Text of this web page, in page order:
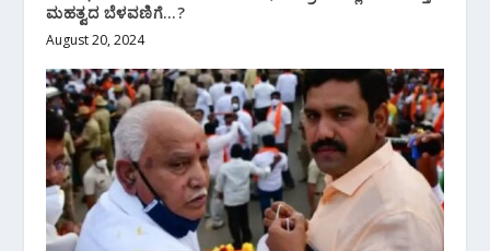
ಮಹತ್ವದ ಬೆಳವಣಿಗೆ…?
August 20, 2024